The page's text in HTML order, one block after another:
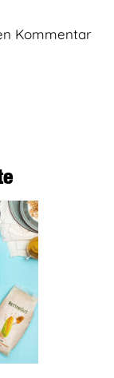
Kommentar